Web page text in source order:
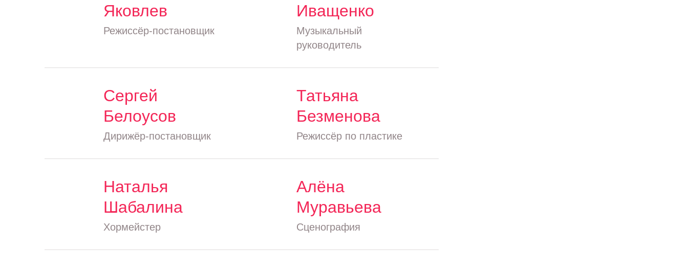
Яковлев
Режиссёр-постановщик
Иващенко
Музыкальный
руководитель
Сергей
Белоусов
Дирижёр-постановщик
Татьяна
Безменова
Режиссёр по пластике
Наталья
Шабалина
Хормейстер
Алёна
Муравьева
Сценография